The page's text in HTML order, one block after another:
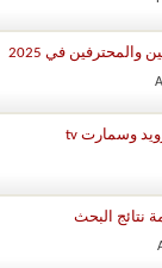
في 2025
نتائج البحث